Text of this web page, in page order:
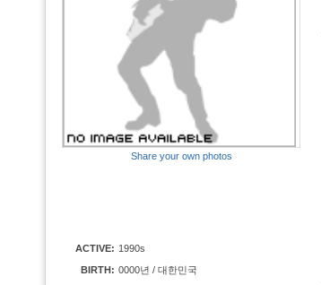
Share your own photos
ACTIVE: 1990s
BIRTH: 0000년 / 대한민국